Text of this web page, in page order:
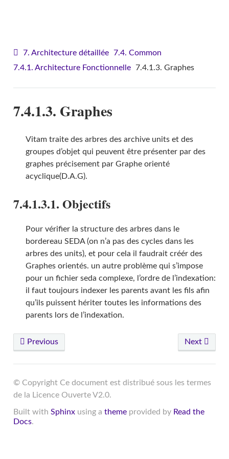
7. Architecture détaillée 7.4. Common
7.4.1. Architecture Fonctionnelle 7.4.1.3. Graphes
7.4.1.3. Graphes
Vitam traite des arbres des archive units et des
groupes d’objet qui peuvent être présenter par des
graphes précisement par Graphe orienté
acyclique(D.A.G).
7.4.1.3.1. Objectifs
Pour vérifier la structure des arbres dans le
bordereau SEDA (on n’a pas des cycles dans les
arbres des units), et pour cela il faudrait créér des
Graphes orientés. un autre problème qui s’impose
pour un fichier seda complexe, l’ordre de l’indexation:
il faut toujours indexer les parents avant les fils afin
qu’ils puissent hériter toutes les informations des
parents lors de l’indexation.
Previous Next
© Copyright Ce document est distribué sous les termes
de la Licence Ouverte V2.0.
Built with Sphinxusing a themeprovided by Read the
Docs.